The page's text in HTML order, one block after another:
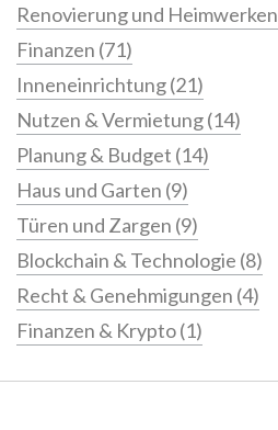
Renovierung und Heimwerken
Finanzen (71)
Inneneinrichtung(21)
Nutzen & Vermietung(14)
Planung & Budget (14)
Haus und Garten (9)
Türen und Zargen (9)
Blockchain & Technologie (8)
Recht & Genehmigungen (4)
Finanzen & Krypto(1)